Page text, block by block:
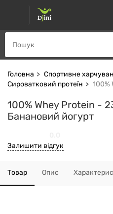
Головна Спортивне
Сироватковий протеїн
100%
100% Whey Protein -
Банановий йогурт
Залишити відгук
Товар Опис